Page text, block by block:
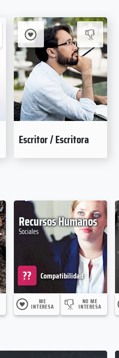
Escritor / Escritora
Recursos Humanos
Sociales
Compatibilidad
??
ME
INTERESA
NO ME
INTERESA